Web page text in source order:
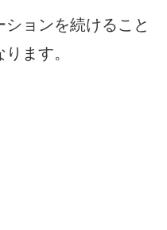
ョンを続けること
ます。